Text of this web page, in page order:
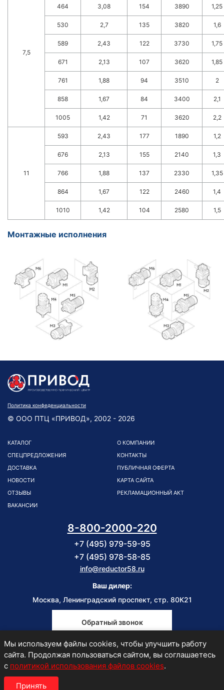
7,5
464 3,08 154 3890 1,25
530 2,7 135 3820 1,6
589 2,43 122 3730 1,75
671 2,13 107 3620 1,85
761 1,88 94 3510 2
858 1,67 84 3400 2,1
1005 1,42 71 3620 2,2
11
593 2,43 177 1890 1,2
676 2,13 155 2140 1,3
766 1,88 137 2330 1,35
864 1,67 122 2460 1,4
1010 1,42 104 2580 1,5
Монтажные исполнения
Политика конфеденциальности
© ООО ПТЦ «ПРИВОД», 2002 - 2026
КАТАЛОГ
СПЕЦПРЕДЛОЖЕНИЯ
ДОСТАВКА
НОВОСТИ
ОТЗЫВЫ
ВАКАНСИИ
О КОМПАНИИ
КОНТАКТЫ
ПУБЛИЧНАЯ ОФЕРТА
КАРТА САЙТА
РЕКЛАМАЦИОННЫЙ АКТ
8-800-2000-220
+7 (495) 979-59-95
+7 (495) 978-58-85
info@reductor58.ru
Ваш дилер:
Москва, Ленинградский проспект, стр. 80К21
Обратный звонок
Пн-Пт
9:00-18:00
Мы используем файлы cookies, чтобы улучшить работу
сайта. Продолжая пользоваться сайтом, вы соглашаетесь
с политикой использования файлов cookies.
Принять